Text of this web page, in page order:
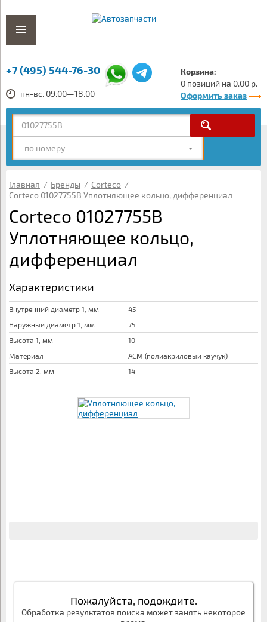
+7 (495) 544-76-30
пн-вс. 09.00—18.00
Корзина:
0 позиций на 0.00 р.
Оформить заказ
по номеру
Главная / Бренды / Corteco /
Corteco 01027755B Уплотняющее кольцо, дифференциал
Corteco 01027755B
Уплотняющее кольцо,
дифференциал
Характеристики
Внутренний диаметр 1, мм
45
Наружный диаметр 1, мм
75
Высота 1, мм
10
Материал
АСМ (полиакриловый каучук)
Высота 2, мм
14
Пожалуйста, подождите.
Обработка результатов поиска может занять некоторое